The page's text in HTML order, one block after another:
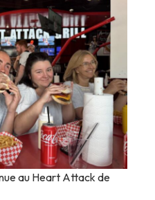
au Heart Attack de